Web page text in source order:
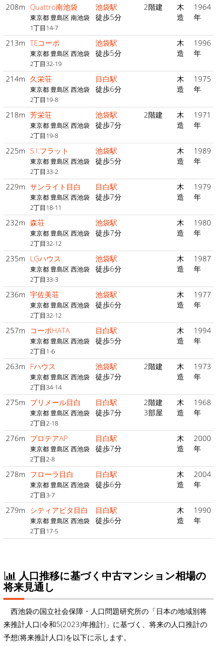
208m Quattro南池袋
東京都 豊島区 南池袋
1丁目14-7
池袋駅
徒歩5分
2階建
木
造
1964
年
213m TEコーポ
東京都 豊島区 西池袋
2丁目32-19
池袋駅
徒歩5分
木
造
1996
年
214m 久栄荘
東京都 豊島区 西池袋
2丁目19-8
目白駅
徒歩6分
木
造
1975
年
218m 芳栄荘
東京都 豊島区 西池袋
2丁目19-8
池袋駅
徒歩7分
2階建
木
造
1971
年
225m S.I.フラット
東京都 豊島区 西池袋
2丁目33-2
池袋駅
徒歩5分
木
造
1989
年
229m サンライト目白
東京都 豊島区 西池袋
2丁目18-11
目白駅
徒歩7分
木
造
1979
年
232m 森荘
東京都 豊島区 西池袋
2丁目32-12
池袋駅
徒歩7分
木
造
1980
年
235m LGハウス
東京都 豊島区 西池袋
2丁目33-3
池袋駅
徒歩6分
木
造
1987
年
236m 宇佐美荘
東京都 豊島区 西池袋
2丁目32-12
池袋駅
徒歩6分
木
造
1977
年
257m コーポHATA
東京都 豊島区 西池袋
2丁目1-6
目白駅
徒歩5分
木
造
1994
年
263m Fハウス
東京都 豊島区 西池袋
2丁目34-14
池袋駅
徒歩7分
2階建
木
造
1973
年
275m プリメール目白
東京都 豊島区 西池袋
2丁目2-18
目白駅
徒歩7分
2階建
3部屋
木
造
1968
年
276m プロテアAP
東京都 豊島区 西池袋
2丁目2-8
目白駅
徒歩7分
木
造
2000
年
278m フローラ目白
東京都 豊島区 西池袋
2丁目3-7
目白駅
徒歩6分
木
造
2004
年
279m シティアビタ目白
東京都 豊島区 西池袋
2丁目17-5
目白駅
徒歩6分
木
造
1990
年
人口推移に基づく中古マンション相場の
将来見通し
西池袋の国立社会保障・人口問題研究所の「日本の地域別将
来推計人口(令和5(2023)年推計)」に基づく、将来の人口推計の
予想(将来推計人口)を以下に示します。